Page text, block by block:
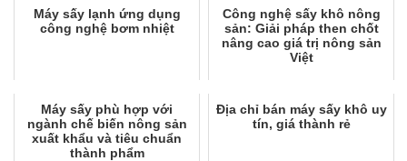
Máy sấy lạnh ứng dụng
công nghệ bơm nhiệt
Công nghệ sấy khô nông
sản: Giải pháp then chốt
nâng cao giá trị nông sản
Việt
Máy sấy phù hợp với
ngành chế biến nông sản
xuất khẩu và tiêu chuẩn
thành phẩm
Địa chỉ bán máy sấy khô uy
tín, giá thành rẻ